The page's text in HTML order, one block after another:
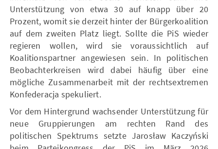
Unterstützung von etwa 30 auf knapp über 20
Prozent, womit sie derzeit hinter der Bürgerkoalition
auf dem zweiten Platz liegt. Sollte die PiS wieder
regieren wollen, wird sie voraussichtlich auf
Koalitionspartner angewiesen sein. In politischen
Beobachterkreisen wird dabei häufig über eine
mögliche Zusammenarbeit mit der rechtsextremen
Konfederacja spekuliert.
Vor dem Hintergrund wachsender Unterstützung für
neue Gruppierungen am rechten Rand des
politischen Spektrums setzte Jarosław Kaczyński